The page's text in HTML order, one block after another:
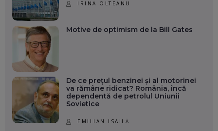
IRINA OLTEANU
Motive de optimism de la Bill Gates
De ce prețul benzinei și al motorinei
va rămâne ridicat? România, încă
dependentă de petrolul Uniunii
Sovietice
EMILIAN ISAILĂ